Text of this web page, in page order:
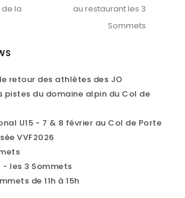
la
au restaurant les 3
Sommets
retour des athlètes des JO
pistes du domaine alpin du Col de
U15 - 7 & 8 février au Col de Porte
VVF2026
les 3 Sommets
de 11h à 15h